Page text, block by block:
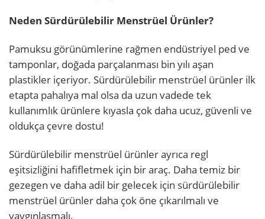
Neden Sürdürülebilir Menstrüel Ürünler?
Pamuksu görünümlerine rağmen endüstriyel ped ve
tamponlar, doğada parçalanması bin yılı aşan
plastikler içeriyor. Sürdürülebilir menstrüel ürünler ilk
etapta pahalıya mal olsa da uzun vadede tek
kullanımlık ürünlere kıyasla çok daha ucuz, güvenli ve
oldukça çevre dostu!
Sürdürülebilir menstrüel ürünler ayrıca regl
eşitsizliğini hafifletmek için bir araç. Daha temiz bir
gezegen ve daha adil bir gelecek için sürdürülebilir
menstrüel ürünler daha çok öne çıkarılmalı ve
yaygınlaşmalı.